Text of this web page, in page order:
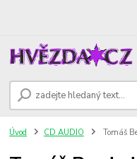
Úvod CD AUDIO Tomáš